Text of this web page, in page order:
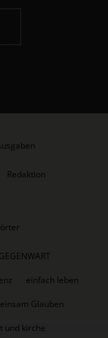
Redaktion
einfach leben
Glauben
und kirche